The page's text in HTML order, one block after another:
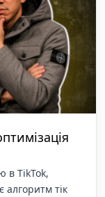
в TikTok,
алгоритм тік